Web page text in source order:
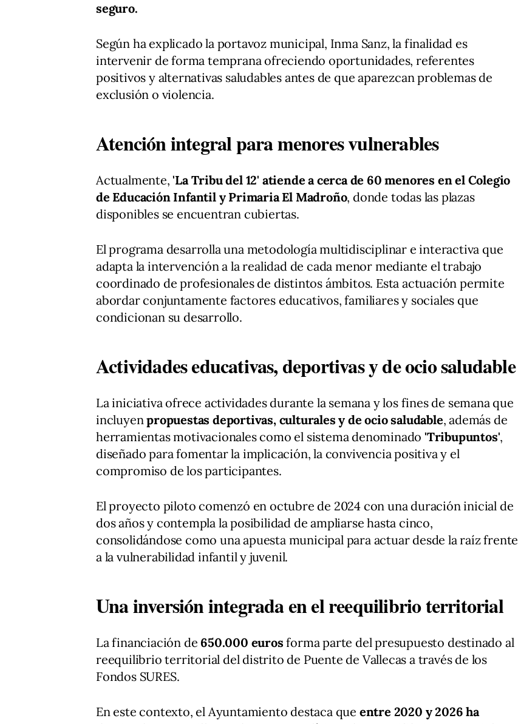
seguro.
Según ha explicado la portavoz municipal, Inma Sanz, la finalidad es
intervenir de forma temprana ofreciendo oportunidades, referentes
positivos y alternativas saludables antes de que aparezcan problemas de
exclusión o violencia.
Atención integral para menores vulnerables
Actualmente,'La Tribu del 12' atiende a cerca de 60 menores en el Colegio
de Educación Infantil y Primaria El Madroño, donde todas las plazas
disponibles se encuentran cubiertas.
El programa desarrolla una metodología multidisciplinar e interactiva que
adapta la intervención a la realidad de cada menor mediante el trabajo
coordinado de profesionales de distintos ámbitos. Esta actuación permite
abordar conjuntamente factores educativos, familiares y sociales que
condicionan su desarrollo.
Actividades educativas, deportivas y de ocio saludable
La iniciativa ofrece actividades durante la semana y los fines de semana que
incluyenpropuestas deportivas, culturales y de ocio saludable, además de
herramientas motivacionales como el sistema denominado 'Tribupuntos',
diseñado para fomentar la implicación, la convivencia positiva y el
compromiso de los participantes.
El proyecto piloto comenzó en octubre de 2024 con una duración inicial de
dos años y contempla la posibilidad de ampliarse hasta cinco,
consolidándose como una apuesta municipal para actuar desde la raíz frente
a la vulnerabilidad infantil y juvenil.
Una inversión integrada en el reequilibrio territorial
La financiación de 650.000 euros forma parte del presupuesto destinado al
reequilibrio territorial del distrito de Puente de Vallecas a través de los
Fondos SURES.
En este contexto, el Ayuntamiento destaca que entre 2020 y 2026 ha